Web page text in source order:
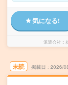
気になる!
派遣会社
未読 掲載日 2026/